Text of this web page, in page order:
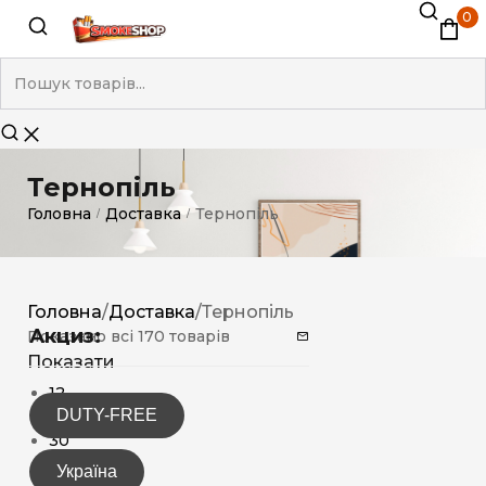
0
Тернопіль
Головна / Доставка / Тернопіль
Акциз:
DUTY-FREE
Україна
Головна/Доставка/Тернопіль
Показано всі 170 товарів
Показати
12
15
30